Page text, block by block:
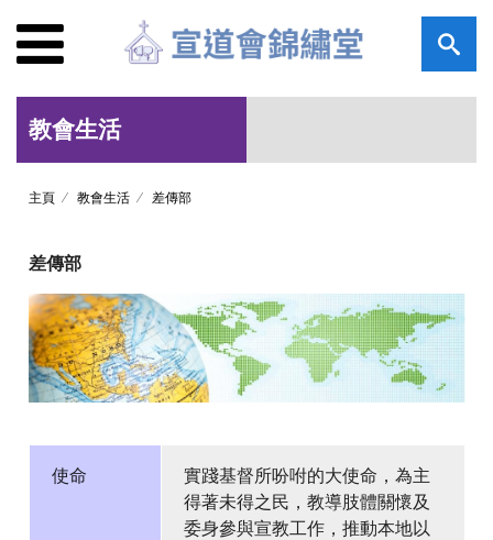
教會生活
主頁 教會生活 差傳部
差傳部
使命
實踐基督所吩咐的大使命，為主
得著未得之民，教導肢體關懷及
委身參與宣教工作，推動本地以